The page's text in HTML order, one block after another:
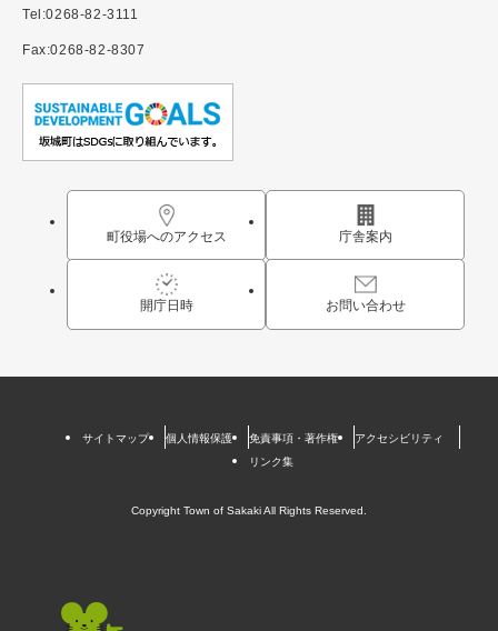
Tel:0268-82-3111
Fax:0268-82-8307
町役場へのアクセス 庁舎案内
開庁日時 お問い合わせ
サイトマップ 個人情報保護 免責事項・著作権
アクセシビリティ
リンク集
Copyright Town of Sakaki All Rights Reserved.